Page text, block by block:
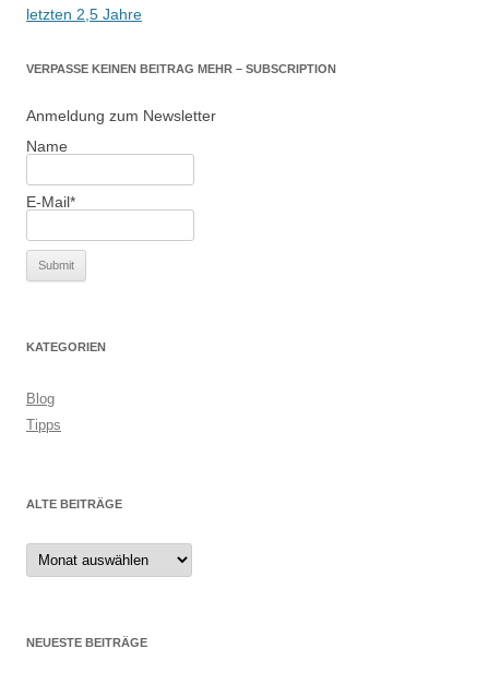
letzten 2,5 Jahre
VERPASSE KEINEN BEITRAG MEHR – SUBSCRIPTION
Anmeldung zum Newsletter
Name
E-Mail*
KATEGORIEN
Blog
Tipps
ALTE BEITRÄGE
Alte
Beiträge
NEUESTE BEITRÄGE